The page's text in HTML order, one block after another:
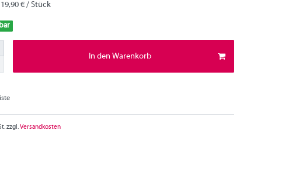
19,90 € / Stück
In den Warenkorb
zzgl.Versandkosten